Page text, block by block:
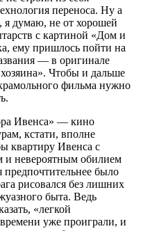
переноса. Ну а
я думаю, не от хорошей
с картиной «Дом и
ему пришлось пойти на
— в оригинале
Чтобы и дальше
фильма нужно
Ивенса» — кино
кстати, вполне
квартиру Ивенса с
и невероятным обилием
предпочтительнее было
рисовался без лишних
быта. Ведь
«легкой
уже проиграли, и